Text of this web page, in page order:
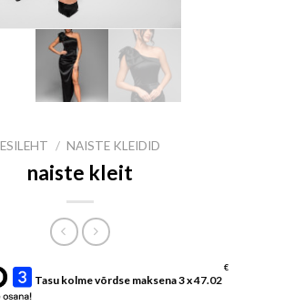
ESILEHT / NAISTE KLEIDID
naiste kleit
Tasu kolme võrdse maksena 3 x47.02
€